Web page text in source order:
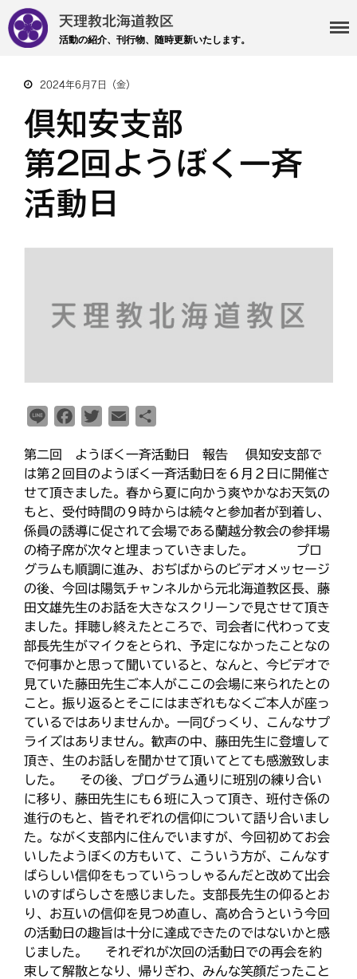
・災救隊
・基礎講座
天塩支部 おつとめ総会
札幌東支部・婦人会合同総会
カテゴリー
タグ
meets あいさつ
おうた合唱団 にをいがけデー
ひのきしんデー
ふせこみひのきし
ん
ままっぷ
ようぼく一斉活動日
上川 余市 倶知安 八雲
函館 動画 北見 十勝
千恵広 南空知 天塩
天理時報 天龍 天龍支部
子ども食堂 宗谷 室蘭
富良野 小樽 教区報
教区祭 教誨師 日高 旭川
天理教北海道教区
活動の紹介、刊行物、随時更新いたします。
2024年6月7日（金）
倶知安支部
第2回ようぼく一斉
活動日
n
e
c
e
b
o
o
k
i
t
t
e
r
a
i
l
第二回 ようぼく一斉活動日 報告 倶知安支部で
は第２回目のようぼく一斉活動日を６月２日に開催さ
せて頂きました。春から夏に向かう爽やかなお天気の
もと、受付時間の９時からは続々と参加者が到着し、
係員の誘導に促されて会場である蘭越分教会の参拝場
の椅子席が次々と埋まっていきました。 プロ
グラムも順調に進み、おぢばからのビデオメッセージ
の後、今回は陽気チャンネルから元北海道教区長、藤
田文雄先生のお話を大きなスクリーンで見させて頂き
ました。拝聴し終えたところで、司会者に代わって支
部長先生がマイクをとられ、予定になかったことなの
で何事かと思って聞いていると、なんと、今ビデオで
見ていた藤田先生ご本人がここの会場に来られたとの
こと。振り返るとそこにはまぎれもなくご本人が座っ
ているではありませんか。一同びっくり、こんなサプ
ライズはありません。歓声の中、藤田先生に登壇して
頂き、生のお話しを聞かせて頂いてとても感激致しま
した。 その後、プログラム通りに班別の練り合い
に移り、藤田先生にも６班に入って頂き、班付き係の
進行のもと、皆それぞれの信仰について語り合いまし
た。ながく支部内に住んでいますが、今回初めてお会
いしたようぼくの方もいて、こういう方が、こんなす
ばらしい信仰をもっていらっしゃるんだと改めて出会
いのすばらしさを感じました。支部長先生の仰るとお
り、お互いの信仰を見つめ直し、高め合うという今回
の活動日の趣旨は十分に達成できたのではないかと感
じました。 それぞれが次回の活動日での再会を約
束して解散となり、帰りぎわ、みんな笑顔だったこと